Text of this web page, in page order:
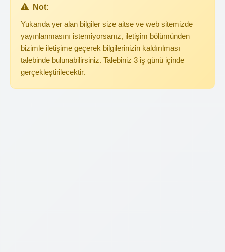
Not:
Yukarıda yer alan bilgiler size aitse ve web sitemizde
yayınlanmasını istemiyorsanız, iletişim bölümünden
bizimle iletişime geçerek bilgilerinizin kaldırılması
talebinde bulunabilirsiniz. Talebiniz 3 iş günü içinde
gerçekleştirilecektir.